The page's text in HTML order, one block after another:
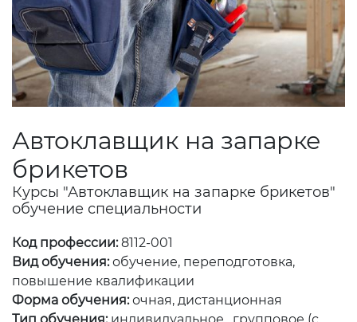
Автоклавщик на запарке
брикетов
Курсы "Автоклавщик на запарке брикетов"
обучение специальности
Код профессии:8112-001
Вид обучения: обучение, переподготовка,
повышение квалификации
Форма обучения: очная, дистанционная
Тип обучения: индивидуальное , групповое (с